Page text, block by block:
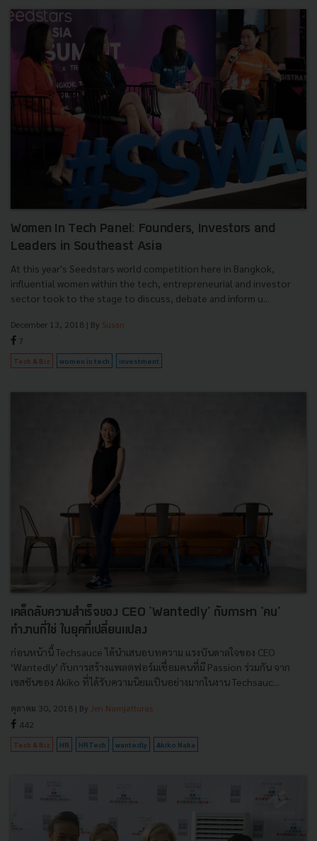
Women In Tech Panel: Founders, Investors and
Leaders in Southeast Asia
At this year's Seedstars world competition here in Bangkok,
influential women within the tech, entrepreneurial and investor
sector took to the stage to discuss, debate and inform u...
December 13, 2018 | By Susan
7
Tech & Biz women in tech investment
เคล็ดลับความสำเร็จของ CEO 'Wantedly' กับการหา 'คน'
ทำงานที่ใช่ ในยุคที่เปลี่ยนแปลง
ก่อนหน้านี้ Techsauce ได้นำเสนอบทความ แรงบันดาลใจของ CEO
‘Wantedly’ กับการสร้างแพลตฟอร์มเชื่อมคนที่มี Passion ร่วมกัน จาก
เซสชันของ Akiko ที่ได้รับความนิยมเป็นอย่างมากในงาน Techsauc...
ตุลาคม 30, 2018 | By Jen Namjatturas
442
Tech & Biz HR HRTech wantedly Akiko Naka